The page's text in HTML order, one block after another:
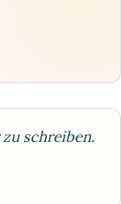
schreiben.